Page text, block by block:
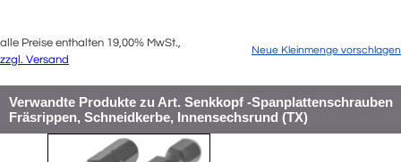
alle Preise enthalten 19,00% MwSt.,
zzgl. Versand
Neue Kleinmenge vorschlagen
Verwandte Produkte zu Art. Senkkopf -Spanplattenschrauben
Fräsrippen, Schneidkerbe, Innensechsrund (TX)